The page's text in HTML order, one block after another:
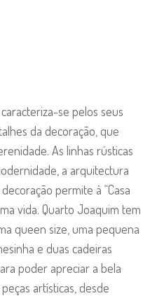
se pelos seus
da decoração, que
As linhas rústicas
a arquitectura
permite à “Casa
vida. Quarto Joaquim tem
queen size, uma pequena
e duas cadeiras
poder apreciar a bela
artísticas, desde